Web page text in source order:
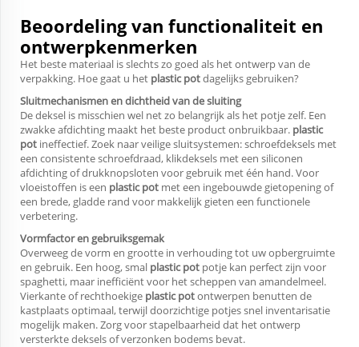
Beoordeling van functionaliteit en
ontwerpkenmerken
Het beste materiaal is slechts zo goed als het ontwerp van de
verpakking. Hoe gaat u het plastic potdagelijks gebruiken?
Sluitmechanismen en dichtheid van de sluiting
De deksel is misschien wel net zo belangrijk als het potje zelf. Een
zwakke afdichting maakt het beste product onbruikbaar. plastic
pot ineffectief. Zoek naar veilige sluitsystemen: schroefdeksels met
een consistente schroefdraad, klikdeksels met een siliconen
afdichting of drukknopsloten voor gebruik met één hand. Voor
vloeistoffen is een plastic pot met een ingebouwde gietopening of
een brede, gladde rand voor makkelijk gieten een functionele
verbetering.
Vormfactor en gebruiksgemak
Overweeg de vorm en grootte in verhouding tot uw opbergruimte
en gebruik. Een hoog, smal plastic pot potje kan perfect zijn voor
spaghetti, maar inefficiënt voor het scheppen van amandelmeel.
Vierkante of rechthoekige plastic potontwerpen benutten de
kastplaats optimaal, terwijl doorzichtige potjes snel inventarisatie
mogelijk maken. Zorg voor stapelbaarheid dat het ontwerp
versterkte deksels of verzonken bodems bevat.